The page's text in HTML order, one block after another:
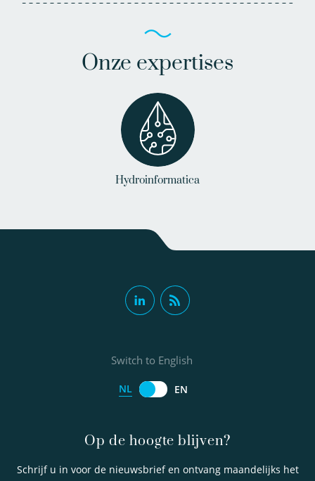
Onze expertises
Hydroinformatica
Op de hoogte blijven?
Schrijf u in voor de nieuwsbrief en ontvang maandelijks het
Switch to English
NL EN